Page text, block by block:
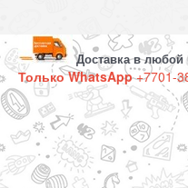
Доставка в
Только WhatsApp+7701-